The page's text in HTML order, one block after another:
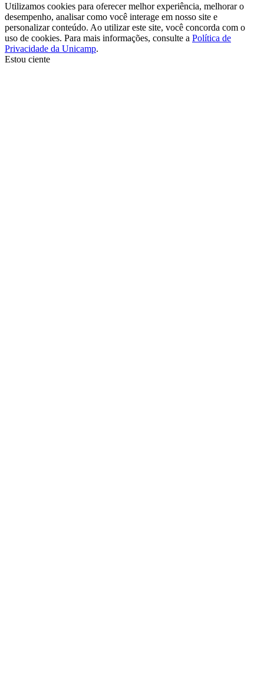
Utilizamos cookies para oferecer melhor experiência, melhorar o
desempenho, analisar como você interage em nosso site e
personalizar conteúdo. Ao utilizar este site, você concorda com o
uso de cookies. Para mais informações, consulte a Política de
Privacidade da Unicamp.
Estou ciente